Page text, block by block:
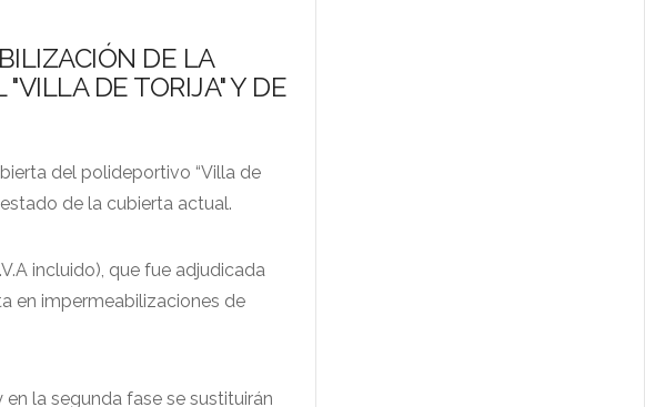
DE LA
DE TORIJA" Y DE
del polideportivo “Villa de
de la cubierta actual.
incluido), que fue adjudicada
en impermeabilizaciones de
la segunda fase se sustituirán